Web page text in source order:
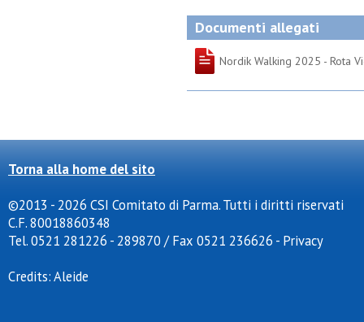
Documenti allegati
Nordik Walking 2025 - Rota
Torna alla home del sito
©2013 - 2026 CSI Comitato di Parma. Tutti i diritti riservati
C.F. 80018860348
Tel. 0521 281226 - 289870 / Fax 0521 236626 - Privacy
Credits:Aleide